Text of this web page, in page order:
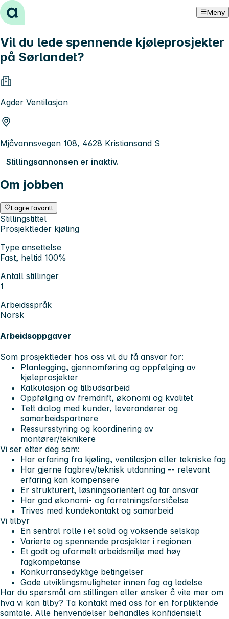
Hopp til innhold Meny
Vil du lede spennende kjøleprosjekter
på Sørlandet?
Agder Ventilasjon
Mjåvannsvegen 108, 4628 Kristiansand S
Stillingsannonsen er inaktiv.
Om jobben
Lagre favoritt
Stillingstittel
Prosjektleder kjøling
Type ansettelse
Fast, heltid 100%
Antall stillinger
1
Arbeidsspråk
Norsk
Arbeidsoppgaver
Som prosjektleder hos oss vil du få ansvar for:
Planlegging, gjennomføring og oppfølging av
kjøleprosjekter
Kalkulasjon og tilbudsarbeid
Oppfølging av fremdrift, økonomi og kvalitet
Tett dialog med kunder, leverandører og
samarbeidspartnere
Ressursstyring og koordinering av
montører/teknikere
Vi ser etter deg som:
Har erfaring fra kjøling, ventilasjon eller tekniske fag
Har gjerne fagbrev/teknisk utdanning -- relevant
erfaring kan kompensere
Er strukturert, løsningsorientert og tar ansvar
Har god økonomi- og forretningsforståelse
Trives med kundekontakt og samarbeid
Vi tilbyr
En sentral rolle i et solid og voksende selskap
Varierte og spennende prosjekter i regionen
Et godt og uformelt arbeidsmiljø med høy
fagkompetanse
Konkurransedyktige betingelser
Gode utviklingsmuligheter innen fag og ledelse
Har du spørsmål om stillingen eller ønsker å vite mer om
hva vi kan tilby? Ta kontakt med oss for en forpliktende
samtale. Alle henvendelser behandles konfidensielt